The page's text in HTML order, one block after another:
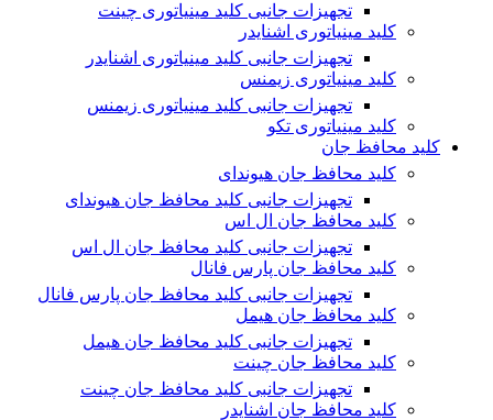
تجهیزات جانبی کلید مینیاتوری چینت
کلید مینیاتوری اشنایدر
تجهیزات جانبی کلید مینیاتوری اشنایدر
کلید مینیاتوری زیمنس
تجهیزات جانبی کلید مینیاتوری زیمنس
کلید مینیاتوری تکو
کلید محافظ جان
کلید محافظ جان هیوندای
تجهیزات جانبی کلید محافظ جان هیوندای
کلید محافظ جان ال اس
تجهیزات جانبی کلید محافظ جان ال اس
کلید محافظ جان پارس فانال
تجهیزات جانبی کلید محافظ جان پارس فانال
کلید محافظ جان هیمل
تجهیزات جانبی کلید محافظ جان هیمل
کلید محافظ جان چینت
تجهیزات جانبی کلید محافظ جان چینت
کلید محافظ جان اشنایدر